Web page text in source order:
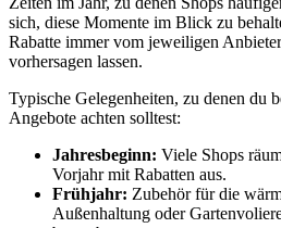
sich, diese Momente im Blick zu
Rabatte immer vom jeweiligen
vorhersagen lassen.
Typische Gelegenheiten, zu denen du
Angebote achten solltest:
Jahresbeginn: Viele Shops
Vorjahr mit Rabatten aus.
Frühjahr: Zubehör für die
Außenhaltung oder